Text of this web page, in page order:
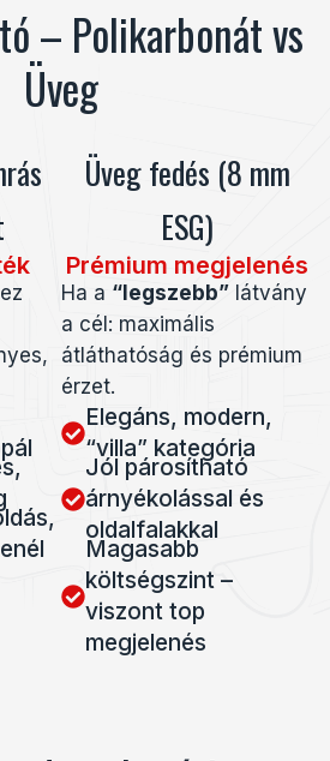
– Polikarbonát vs
Üveg
Üveg fedés (8 mm
ESG)
Prémium megjelenés
Ha a “legszebb”látvány
a cél: maximális
átláthatóság és prémium
érzet.
Elegáns, modern,
“villa” kategória
Jól párosítható
árnyékolással és
oldalfalakkal
Magasabb
költségszint –
viszont top
megjelenés